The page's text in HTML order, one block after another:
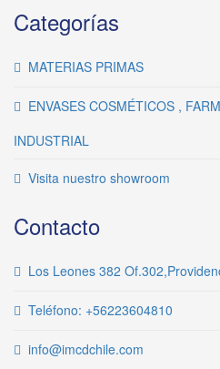
Categorías
MATERIAS PRIMAS
ENVASES COSMÉTICOS ,
INDUSTRIAL
Visita nuestro showroom
Contacto
Los Leones 382
Teléfono: +56223604810
info@imcdchile.com